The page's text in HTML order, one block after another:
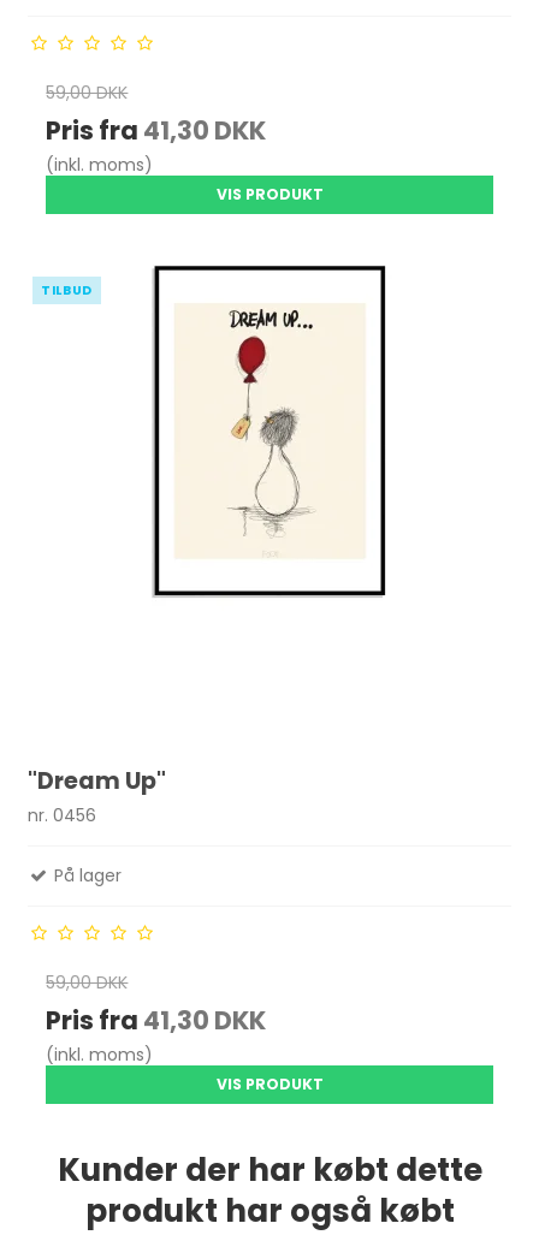
59,00 DKK
Pris fra 41,30 DKK
(inkl. moms)
VIS PRODUKT
TILBUD
"Dream Up"
nr. 0456
På lager
59,00 DKK
Pris fra 41,30 DKK
(inkl. moms)
VIS PRODUKT
Kunder der har købt dette
produkt har også købt